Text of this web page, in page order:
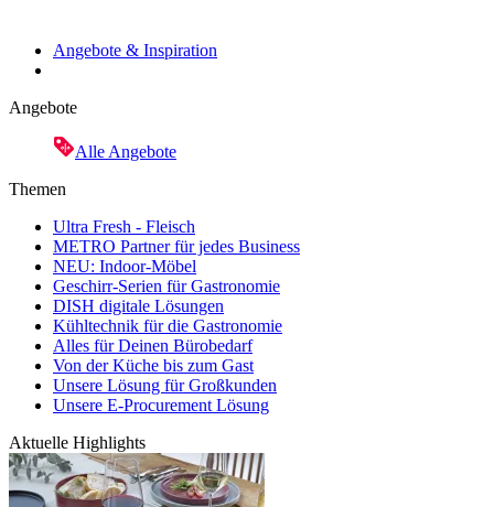
Angebote & Inspiration
Angebote
Alle Angebote
Themen
Ultra Fresh - Fleisch
METRO Partner für jedes Business
NEU: Indoor-Möbel
Geschirr-Serien für Gastronomie
DISH digitale Lösungen
Kühltechnik für die Gastronomie
Alles für Deinen Bürobedarf
Von der Küche bis zum Gast
Unsere Lösung für Großkunden
Unsere E-Procurement Lösung
Aktuelle Highlights